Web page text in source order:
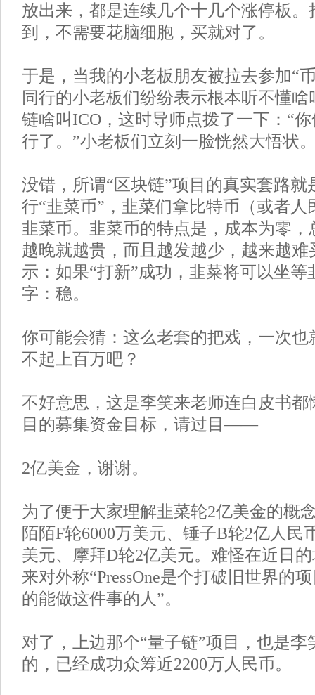
放出来，都是连续几个十几个涨停板
到，不需要花脑细胞，买就对了。
于是，当我的小老板朋友被拉去参加“
同行的小老板们纷纷表示根本听不懂
链啥叫ICO，这时导师点拨了一下：“你
行了。”小老板们立刻一脸恍然大悟状
没错，所谓“区块链”项目的真实套路
行“韭菜币”，韭菜们拿比特币（或者人
韭菜币。韭菜币的特点是，成本为零
越晚就越贵，而且越发越少，越来越难
示：如果“打新”成功，韭菜将可以坐等
字：稳。
你可能会猜：这么老套的把戏，一次也
不起上百万吧？
不好意思，这是李笑来老师连白皮书都
目的募集资金目标，请过目——
2亿美金，谢谢。
为了便于大家理解韭菜轮2亿美金的概
陌陌F轮6000万美元、锤子B轮2亿人民
美元、摩拜D轮2亿美元。难怪在近日
来对外称“PressOne是个打破旧世界的
的能做这件事的人”。
对了，上边那个“量子链”项目，也是
的，已经成功众筹近2200万人民币。